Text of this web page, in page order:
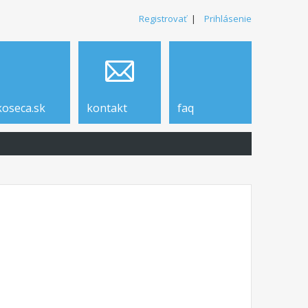
Registrovať| Prihlásenie
kontakt faq